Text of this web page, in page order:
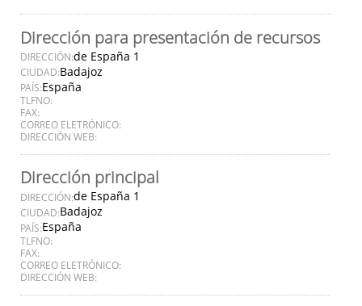
Dirección para presentación de recursos
DIRECCIÓN:de España 1
CIUDAD:Badajoz
PAÍS:España
TLFNO:
FAX:
CORREO ELETRÓNICO:
DIRECCIÓN WEB:
Dirección principal
DIRECCIÓN:de España 1
CIUDAD:Badajoz
PAÍS:España
TLFNO:
FAX:
CORREO ELETRÓNICO:
DIRECCIÓN WEB: